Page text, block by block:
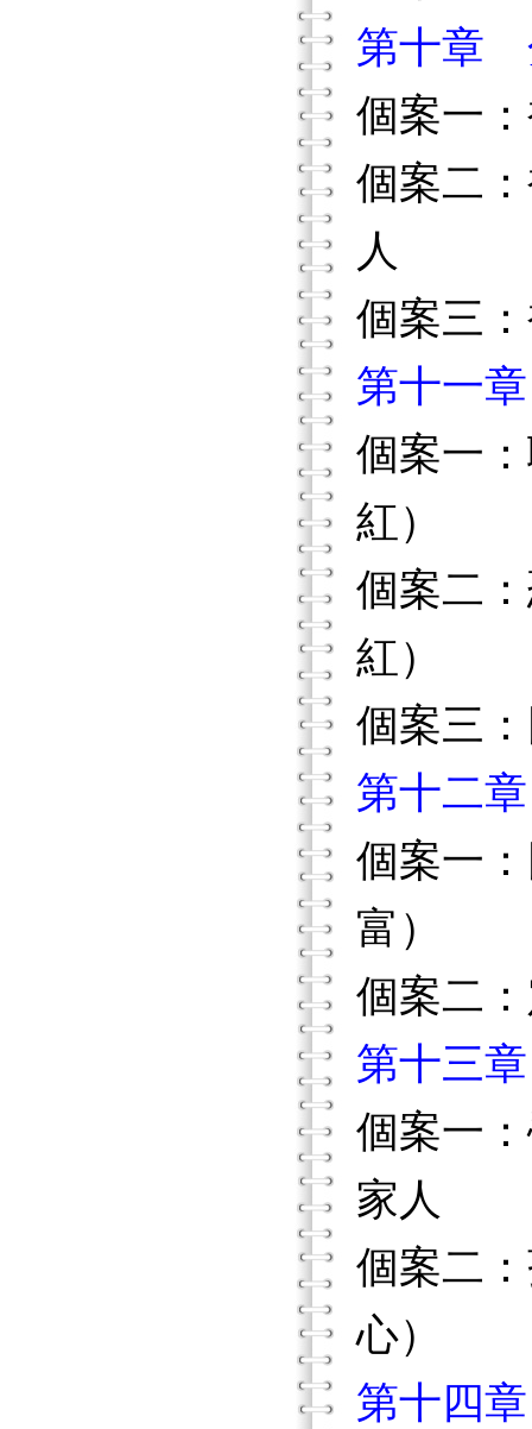
第十章
個案一
個案二
人
個案三
第十一
個案一
紅）
個案二
紅）
個案三
第十二
個案一
富）
個案二
第十三
個案一
家人
個案二
心）
第十四